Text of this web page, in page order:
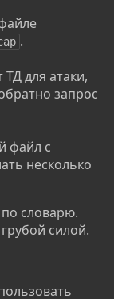
.
для атаки,
запрос
файл с
несколько
словарю.
силой.